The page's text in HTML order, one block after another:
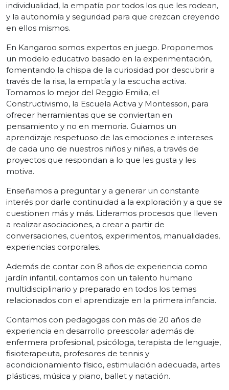
individualidad, la empatía por todos los que les rodean,
y la autonomía y seguridad para que crezcan creyendo
en ellos mismos.
En Kangaroo somos expertos en juego. Proponemos
un modelo educativo basado en la experimentación,
fomentando la chispa de la curiosidad por descubrir a
través de la risa, la empatía y la escucha activa.
Tomamos lo mejor del Reggio Emilia, el
Constructivismo, la Escuela Activa y Montessori, para
ofrecer herramientas que se conviertan en
pensamiento y no en memoria. Guiamos un
aprendizaje respetuoso de las emociones e intereses
de cada uno de nuestros niños y niñas, a través de
proyectos que respondan a lo que les gusta y les
motiva.
Enseñamos a preguntar y a generar un constante
interés por darle continuidad a la exploración y a que se
cuestionen más y más. Lideramos procesos que lleven
a realizar asociaciones, a crear a partir de
conversaciones, cuentos, experimentos, manualidades,
experiencias corporales.
Además de contar con 8 años de experiencia como
jardín infantil, contamos con un talento humano
multidisciplinario y preparado en todos los temas
relacionados con el aprendizaje en la primera infancia.
Contamos con pedagogas con más de 20 años de
experiencia en desarrollo preescolar además de:
enfermera profesional, psicóloga, terapista de lenguaje,
fisioterapeuta, profesores de tennis y
acondicionamiento físico, estimulación adecuada, artes
plásticas, música y piano, ballet y natación.